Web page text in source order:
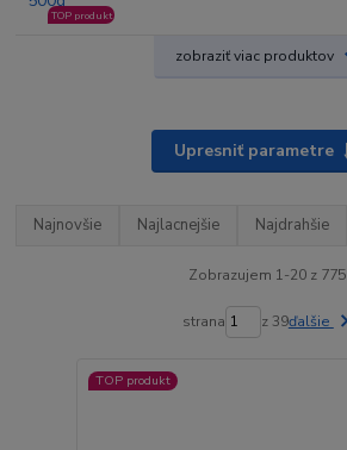
TOP produkt
zobraziť viac produktov
Upresniť parametre
Najnovšie Najlacnejšie Najdrahšie
Zobrazujem 1-20 z 775
strana z 39ďalšie
TOP produkt